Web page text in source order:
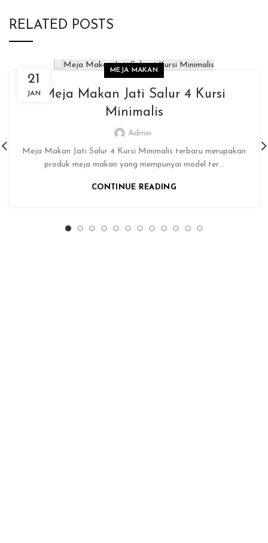
RELATED POSTS
21
JAN
MEJA MAKAN
Meja Makan Jati Salur 4 Kursi
Minimalis
Admin
Meja Makan Jati Salur 4 Kursi Minimalis terbaru merupakan
produk meja makan yang mempunyai model ter...
CONTINUE READING